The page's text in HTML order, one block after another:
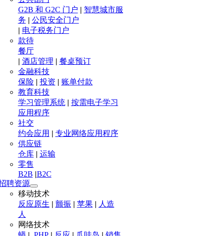
G2B 和 G2C 门户 | 智慧城市服
务 | 公民安全门户
| 电子税务门户
款待
餐厅
| 酒店管理 | 餐桌预订
金融科技
保险| 投资 | 账单付款
教育科技
学习管理系统 | 按需电子学习
应用程序
社交
约会应用 | 专业网络应用程序
供应链
仓库| 运输
零售
B2B |B2C
聘资源
移动技术
反应原生 | 颤振 | 苹果| 人造
人
网络技术